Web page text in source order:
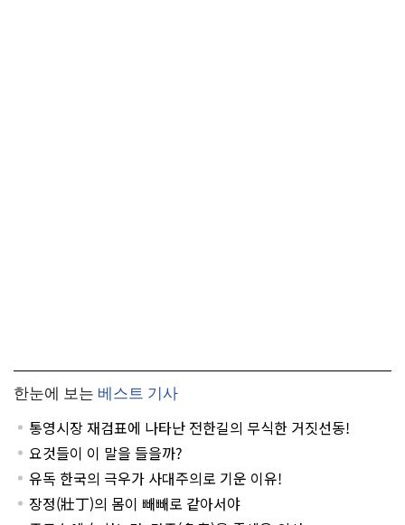
한눈에 보는 베스트 기사
통영시장 재검표에 나타난 전한길의 무식한 거짓선동!
요것들이 이 말을 들을까?
유독 한국의 극우가 사대주의로 기운 이유!
장정(壯丁)의 몸이 빼빼로 같아서야